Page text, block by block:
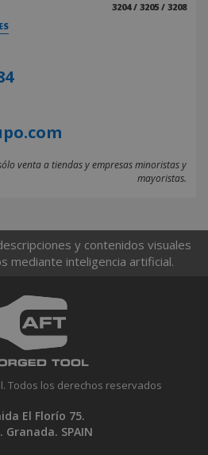
3204 / 3205 / 3208
venta a tiendas y empresas minoristas y
mayoristas.
y contenidos visuales
mediante inteligencia artificial.
Todos los derechos reservados
El Florío 75.
Granada. SPAIN